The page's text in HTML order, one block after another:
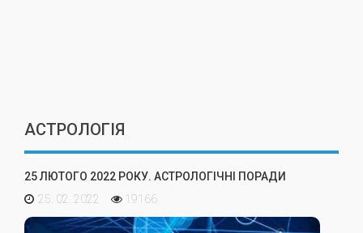
АСТРОЛОГІЯ
25 ЛЮТОГО 2022 РОКУ. АСТРОЛОГІЧНІ ПОРАДИ
25. 02. 2022
19166